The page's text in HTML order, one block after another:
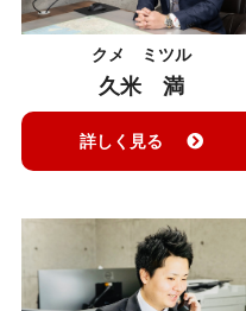
クメ ミツル
久米 満
詳しく見る